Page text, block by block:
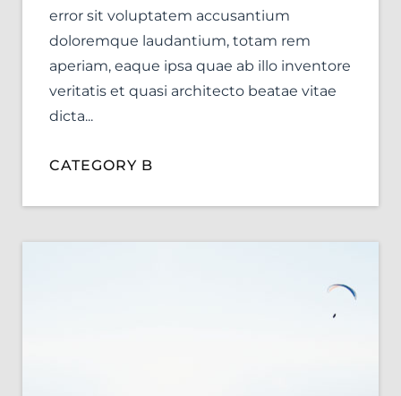
error sit voluptatem accusantium
doloremque laudantium, totam rem
aperiam, eaque ipsa quae ab illo inventore
veritatis et quasi architecto beatae vitae
dicta...
CATEGORY B